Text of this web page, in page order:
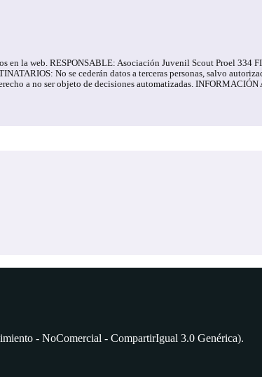
en la web. RESPONSABLE: Asociación Juvenil Scout Proel 334
No se cederán datos a terceras personas, salvo
a no ser objeto de decisiones automatizadas.
- NoComercial - CompartirIgual 3.0 Genérica).